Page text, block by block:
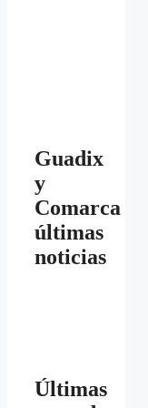
Guadix
y
Comarca
últimas
noticias
Últimas